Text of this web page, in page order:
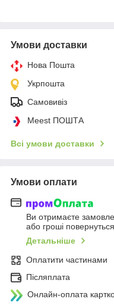
Умови доставки
Нова Пошта
Укрпошта
Самовивіз
Meest ПОШТА
Всі умови доставки
Умови оплати
Ви отримаєте
або гроші
Детальніше
Оплатити частинами
Післяплата
Онлайн-оплата